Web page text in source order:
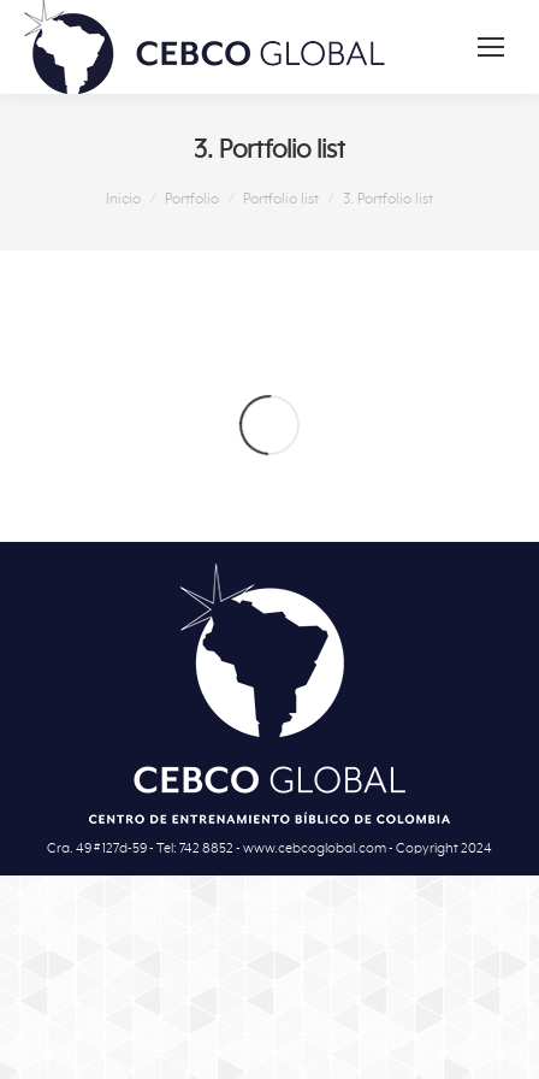
3. Portfolio list
Inicio Portfolio Portfolio list 3. Portfolio list
Cra. 49 # 127d-59 - Tel: 742 8852 - www.cebcoglobal.com - Copyright 2024